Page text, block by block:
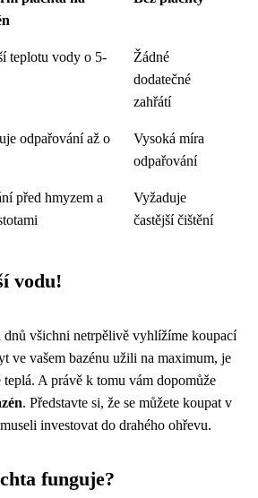
teplotu vody o 5-
Žádné
dodatečné
zahřátí
odpařování až o
Vysoká míra
odpařování
před hmyzem a
Vyžaduje
častější čištění
vodu!
dnů všichni netrpělivě vyhlížíme koupací
ve vašem bazénu užili na maximum, je
A právě k tomu vám dopomůže
. Představte si, že se můžete koupat v
investovat do drahého ohřevu.
funguje?